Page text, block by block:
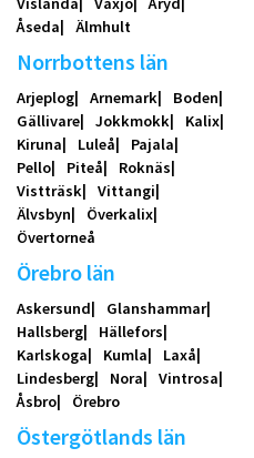
Åseda
Älmhult
Norrbottens län
Arjeplog Arnemark
Boden
Gällivare
Jokkmokk
Kalix
Kiruna
Luleå
Pajala
Pello
Piteå
Roknäs
Vistträsk
Vittangi
Älvsbyn
Överkalix
Övertorneå
Örebro län
Askersund
Glanshammar
Hallsberg
Hällefors
Karlskoga
Kumla
Laxå
Lindesberg
Nora
Vintrosa
Åsbro
Örebro
Östergötlands län